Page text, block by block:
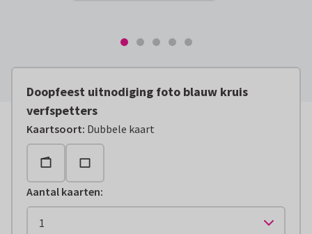
Doopfeest uitnodiging foto blauw kruis
verfspetters
Kaartsoort: Dubbele kaart
Aantal kaarten: